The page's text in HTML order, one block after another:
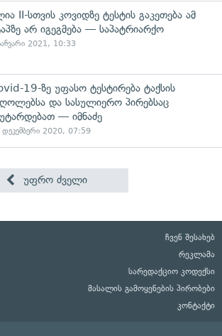
II-სთვის კოვიდზე ტესტის გაკეთება ამ
არ იგეგმება — საპატრიარქო
2021, 10:33
19-ზე უფასო ტესტირება ტაქსის
და სასულიერო პირებსაც
— იმნაძე
დეკემბერი 2020, 07:59
უფრო ძველი
ჩვენ შესახებ
რეკლამა
სარედაქციო კოდექსი
მასალის გამოყენების პირობები
კონტაქტი